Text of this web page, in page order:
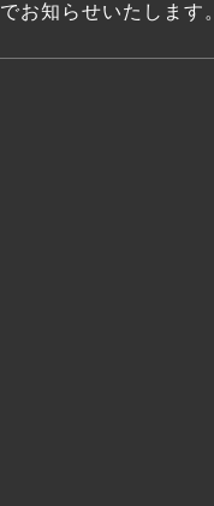
お知らせいたします